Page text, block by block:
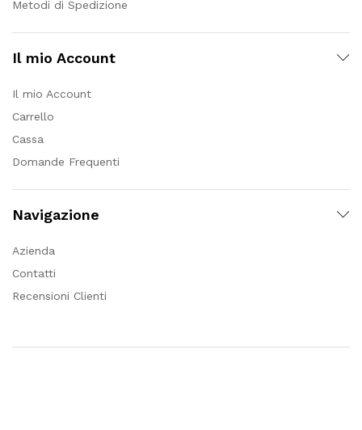
Metodi di Spedizione
Il mio Account
Il mio Account
Carrello
Cassa
Domande Frequenti
Navigazione
Azienda
Contatti
Recensioni Clienti